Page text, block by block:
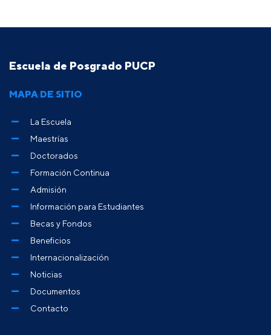
Escuela de Posgrado PUCP
MAPA DE SITIO
La Escuela
Maestrías
Doctorados
Formación Continua
Admisión
Información para Estudiantes
Becas y Fondos
Beneficios
Internacionalización
Noticias
Documentos
Contacto